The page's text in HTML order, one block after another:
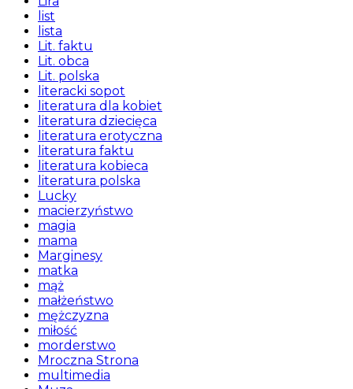
list
lista
Lit. faktu
Lit. obca
Lit. polska
literacki sopot
literatura dla kobiet
literatura dziecięca
literatura erotyczna
literatura faktu
literatura kobieca
literatura polska
Lucky
macierzyństwo
magia
mama
Marginesy
matka
mąż
małżeństwo
mężczyzna
miłość
morderstwo
Mroczna Strona
multimedia